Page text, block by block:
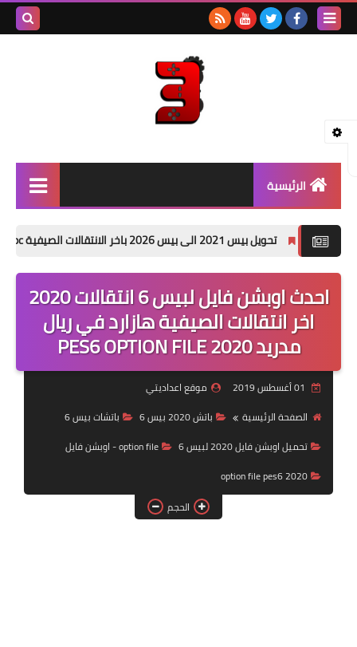
الرئيسية
باتشات PES
العاب PSP
بلايستيشن PS2
تحويل بيس 2021 الى بيس 2026 باخر الانتقالات الصيفية PES 2021 PATCH 26 pc
احدث اوبشن فايل لبيس 6 انتقالات 2020
اخر انتقالات الصيفية هازارد في ريال
مدريد 2020 PES6 OPTION FILE
موقع اعداديتي
الصفحة الرئيسية
باتش 2020 بيس 6
باتشات بيس 6
تحميل اوبشن فايل 2020 لبيس 6
option file - اوبشن فايل
option file pes6 2020
الحجم